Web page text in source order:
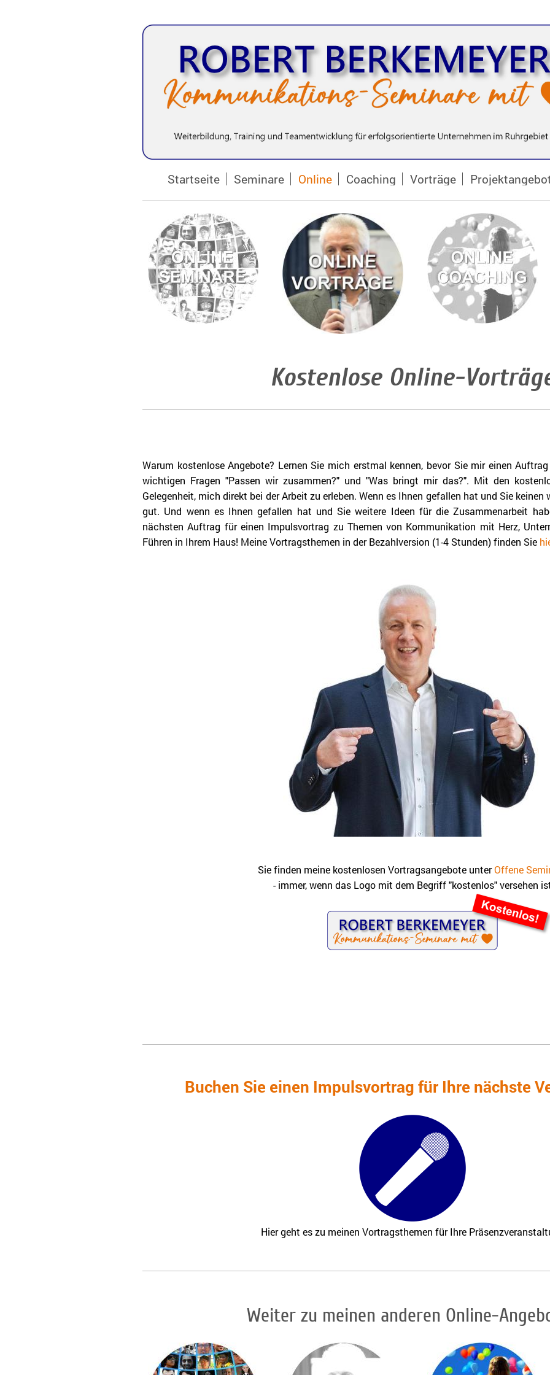
Startseite Seminare Online Coaching Vorträge
Kostenlose Online-
Warum kostenlose Angebote? Lernen Sie mich erstmal kennen, bevor Sie mir einen
wichtigen Fragen "Passen wir zusammen?" und "Was bringt mir das?". Mit den
Gelegenheit, mich direkt bei der Arbeit zu erleben. Wenn es Ihnen gefallen hat und Sie
gut. Und wenn es Ihnen gefallen hat und Sie weitere Ideen für die Zusammenarbeit
nächsten Auftrag für einen Impulsvortrag zu Themen von Kommunikation mit Herz,
Führen in Ihrem Haus! Meine Vortragsthemen in der Bezahlversion (1-4 Stunden) finden Sie
Sie finden meine kostenlosen Vortragsangebote unterOffene
- immer, wenn das Logo mit dem Begriff "kostenlos" versehen
Buchen Sie einen Impulsvortrag für Ihre nächste
Hier geht es zu meinen Vortragsthemen für Ihre
Weiter zu meinen anderen Online-